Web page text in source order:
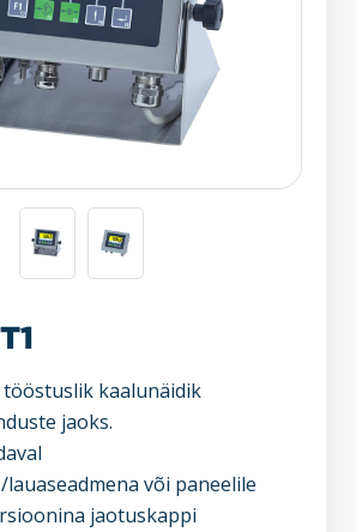
tööstuslik kaalunäidik
jaoks.
või paneelile
jaotuskappi